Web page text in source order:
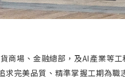
商場、金融總部，及AI產業等工
完美品質、精準掌握工期為職